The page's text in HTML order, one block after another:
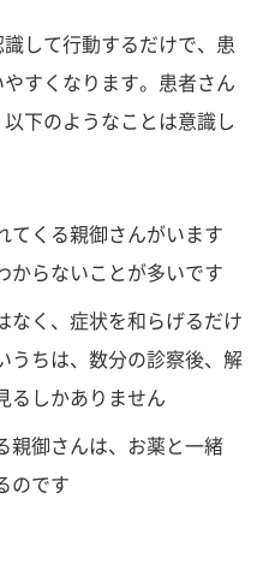
して行動するだけで、患
すくなります。患者さん
下のようなことは意識し
てくる親御さんがいます
からないことが多いです
なく、症状を和らげるだけ
うちは、数分の診察後、解
るしかありません
親御さんは、お薬と一緒
のです